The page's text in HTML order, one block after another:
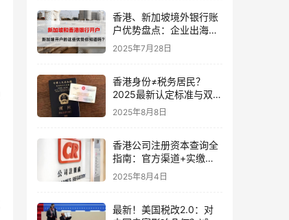
香港、新加坡境外银行账
户优势盘点：企业出海与
个人资产配置必备利器
2025年7月28日
香港身份≠税务居民？
2025最新认定标准与双重
征税应对策略
2025年8月8日
香港公司注册资本查询全
指南：官方渠道+实缴资
本核查方法
2025年8月4日
最新！美国税改2.0：对